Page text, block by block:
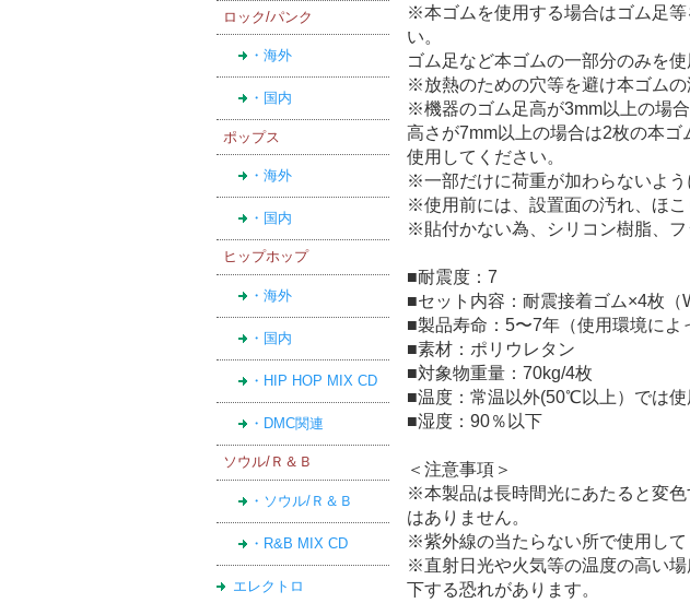
ロック/パンク
・海外
・国内
ポップス
・海外
・国内
ヒップホップ
・海外
・国内
・HIP HOP MIX CD
・DMC関連
ソウル/Ｒ＆Ｂ
・ソウル/Ｒ＆Ｂ
・R&B MIX CD
エレクトロ
※本ゴムを使用する場合はゴム足
い。
ゴム足など本ゴムの一部分のみを
※放熱のための穴等を避け本ゴムの
※機器のゴム足高が3mm以上の場
高さが7mm以上の場合は2枚の本
使用してください。
※一部だけに荷重が加わらないよう
※使用前には、設置面の汚れ、ほこ
※貼付かない為、シリコン樹脂、フ
■耐震度：7
■セット内容：耐震接着ゴム×4枚（
■製品寿命：5〜7年（使用環境によ
■素材：ポリウレタン
■対象物重量：70kg/4枚
■温度：常温以外(50℃以上）では使
■湿度：90％以下
＜注意事項＞
※本製品は長時間光にあたると変
はありません。
※紫外線の当たらない所で使用して
※直射日光や火気等の温度の高い
下する恐れがあります。